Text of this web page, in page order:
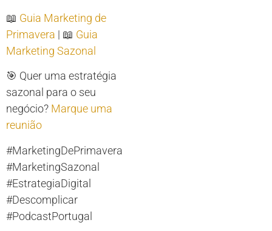
📖 Guia Marketing de
Primavera | 📖 Guia
Marketing Sazonal
🎯 Quer uma estratégia
sazonal para o seu
negócio? Marque uma
reunião
#MarketingDePrimavera
#MarketingSazonal
#EstrategiaDigital
#Descomplicar
#PodcastPortugal